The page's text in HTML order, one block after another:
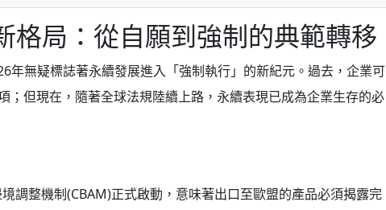
格局：從自願到強制的典範轉移
年無疑標誌著永續發展進入「強制執行」的新紀元。過去，企業可
；但現在，隨著全球法規陸續上路，永續表現已成為企業生存的必
調整機制(CBAM)正式啟動，意味著出口至歐盟的產品必須揭露完